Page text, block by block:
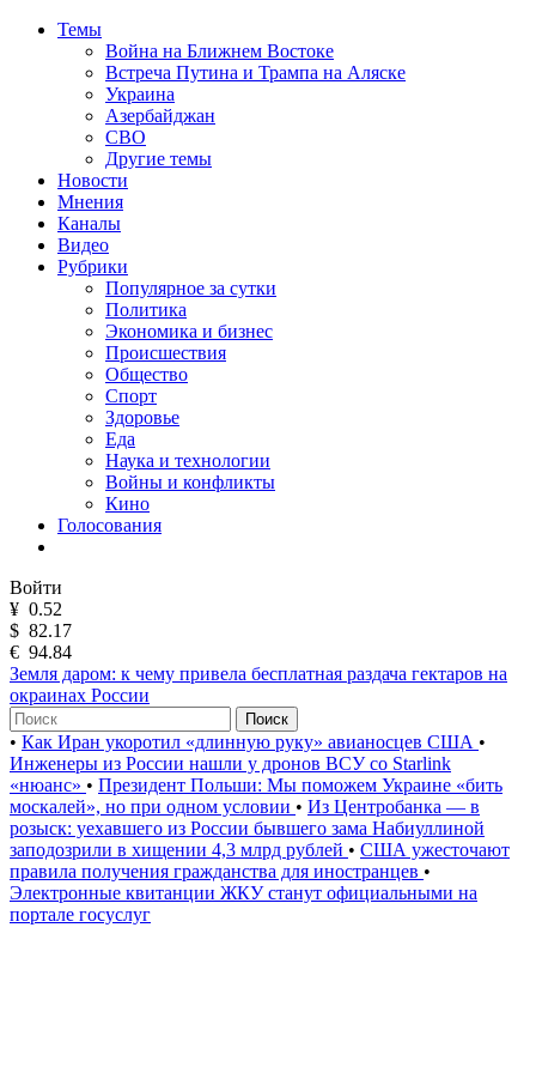
Темы
Война на Ближнем Востоке
Встреча Путина и Трампа на Аляске
Украина
Азербайджан
СВО
Другие темы
Новости
Мнения
Каналы
Видео
Рубрики
Популярное за сутки
Политика
Экономика и бизнес
Происшествия
Общество
Спорт
Здоровье
Еда
Наука и технологии
Войны и конфликты
Кино
Голосования
Войти
¥ 0.52
$ 82.17
€ 94.84
Земля даром: к чему привела бесплатная раздача гектаров на
окраинах России
Поиск
• Как Иран укоротил «длинную руку» авианосцев США •
Инженеры из России нашли у дронов ВСУ со Starlink
«нюанс» • Президент Польши: Мы поможем Украине «бить
москалей», но при одном условии • Из Центробанка — в
розыск: уехавшего из России бывшего зама Набиуллиной
заподозрили в хищении 4,3 млрд рублей • США ужесточают
правила получения гражданства для иностранцев •
Электронные квитанции ЖКУ станут официальными на
портале госуслуг